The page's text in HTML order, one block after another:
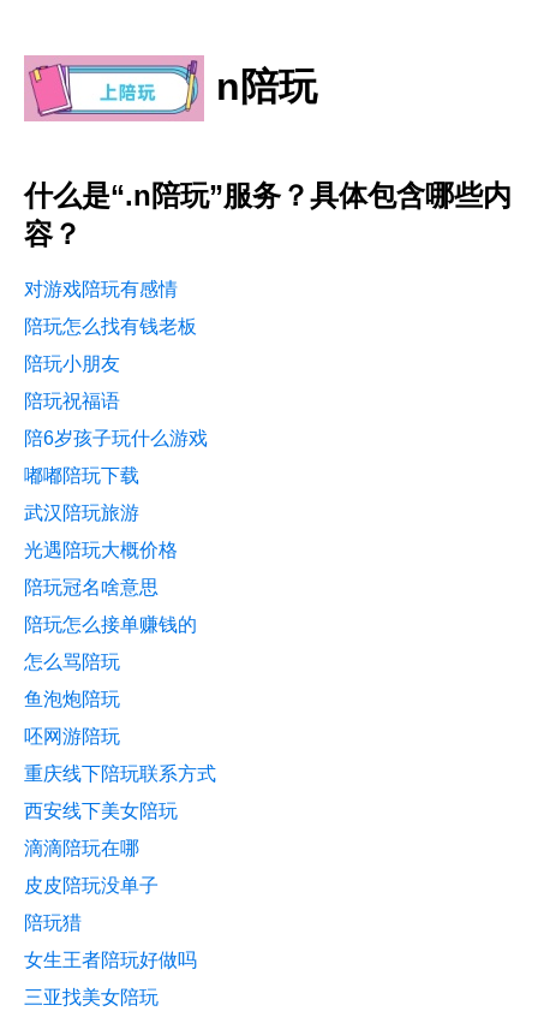
n陪玩
什么是“.n陪玩”服务？具体包含哪些内
容？
对游戏陪玩有感情
陪玩怎么找有钱老板
陪玩小朋友
陪玩祝福语
陪6岁孩子玩什么游戏
嘟嘟陪玩下载
武汉陪玩旅游
光遇陪玩大概价格
陪玩冠名啥意思
陪玩怎么接单赚钱的
怎么骂陪玩
鱼泡炮陪玩
呸网游陪玩
重庆线下陪玩联系方式
西安线下美女陪玩
滴滴陪玩在哪
皮皮陪玩没单子
陪玩猎
女生王者陪玩好做吗
三亚找美女陪玩